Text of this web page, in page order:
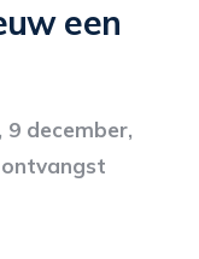
een
december,
ontvangst